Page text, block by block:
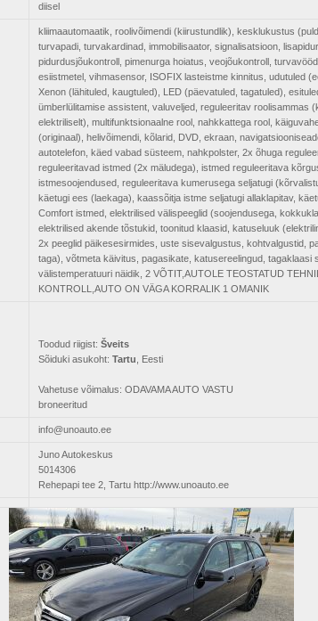
diisel
kliimaautomaatik, roolivõimendi (kiirustundlik), kesklukustus
turvapadi, turvakardinad, immobilisaator, signalisatsioon,
pidurdusjõukontroll, pimenurga hoiatus, veojõukontroll,
esiistmetel, vihmasensor, ISOFIX lasteistme kinnitus, udutuled
Xenon (lähituled, kaugtuled), LED (päevatuled, tagatuled),
ümberlülitamise assistent, valuveljed, reguleeritav roolisammas
elektriliselt), multifunktsionaalne rool, nahkkattega rool,
(originaal), helivõimendi, kõlarid, DVD, ekraan,
autotelefon, käed vabad süsteem, nahkpolster, 2x õhuga
reguleeritavad istmed (2x mäludega), istmed reguleeritava
istmesoojendused, reguleeritava kumerusega seljatugi
käetugi ees (laekaga), kaassõitja istme seljatugi allaklapitav,
Comfort istmed, elektrilised välispeeglid (soojendusega,
elektrilised akende tõstukid, toonitud klaasid, katuseluuk
2x peeglid päikesesirmides, uste sisevalgustus, kohtvalgustid,
taga), võtmeta käivitus, pagasikate, katusereelingud, tagaklaasi
välistemperatuuri näidik, 2 VÕTIT,AUTOLE TEOSTATUD
KONTROLL,AUTO ON VÄGA KORRALIK 1 OMANIK
Toodud riigist: Šveits
Sõiduki asukoht: Tartu , Eesti
Vahetuse võimalus: ODAVAMA AUTO VASTU
broneeritud
info@unoauto.ee
Juno Autokeskus
5014306
Rehepapi tee 2, Tartu http://www.unoauto.ee